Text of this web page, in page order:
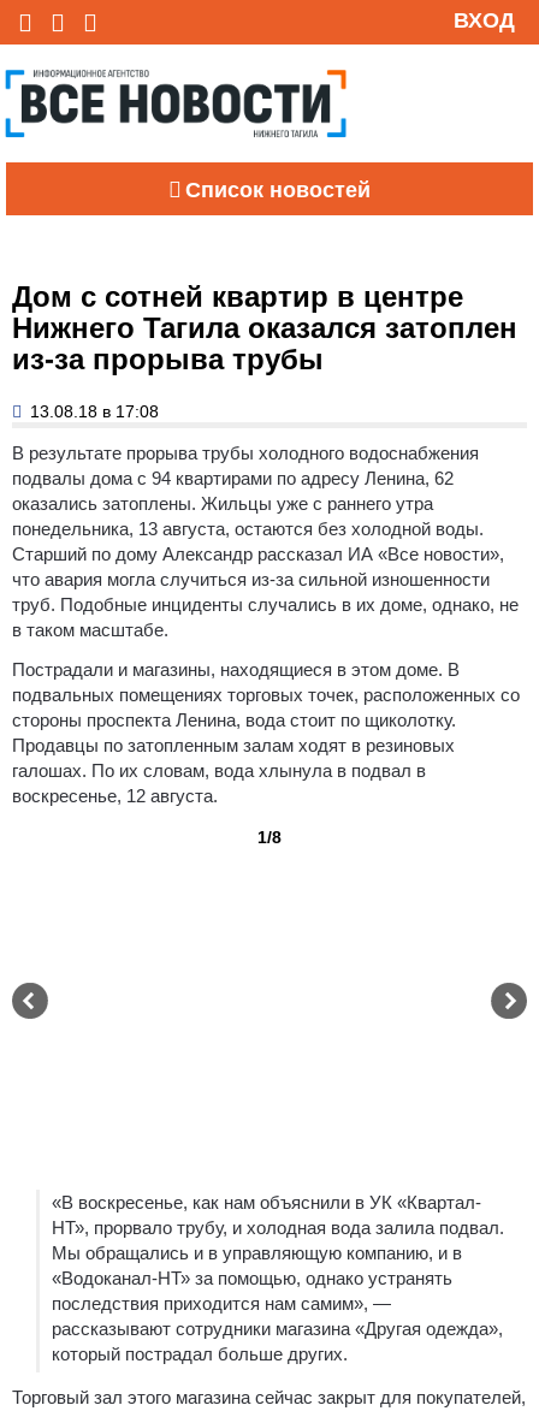
ВХОД
Список новостей
Дом с сотней квартир в центре
Нижнего Тагила оказался затоплен
из-за прорыва трубы
13.08.18 в 17:08
В результате прорыва трубы холодного водоснабжения
подвалы дома с 94 квартирами по адресу Ленина, 62
оказались затоплены. Жильцы уже с раннего утра
понедельника, 13 августа, остаются без холодной воды.
Старший по дому Александр рассказал ИА «Все новости»,
что авария могла случиться из-за сильной изношенности
труб. Подобные инциденты случались в их доме, однако, не
в таком масштабе.
Пострадали и магазины, находящиеся в этом доме. В
подвальных помещениях торговых точек, расположенных со
стороны проспекта Ленина, вода стоит по щиколотку.
Продавцы по затопленным залам ходят в резиновых
галошах. По их словам, вода хлынула в подвал в
воскресенье, 12 августа.
1/8
«В воскресенье, как нам объяснили в УК «Квартал-
НТ», прорвало трубу, и холодная вода залила подвал.
Мы обращались и в управляющую компанию, и в
«Водоканал-НТ» за помощью, однако устранять
последствия приходится нам самим», —
рассказывают сотрудники магазина «Другая одежда»,
который пострадал больше других.
Торговый зал этого магазина сейчас закрыт для покупателей,